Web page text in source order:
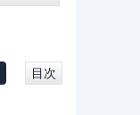
目次